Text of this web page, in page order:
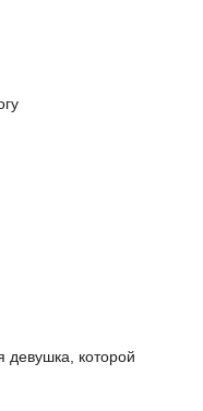
девушка, которой